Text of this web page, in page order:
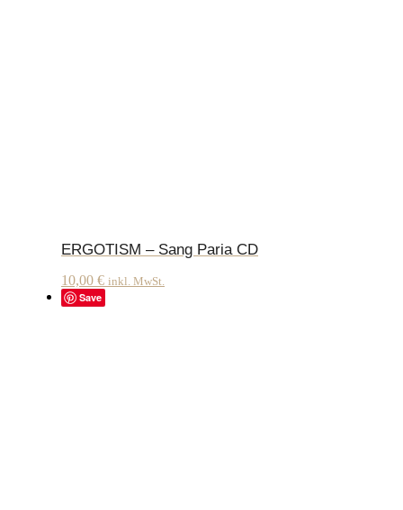
ERGOTISM – Sang Paria CD
10,00 € inkl. MwSt.
Save